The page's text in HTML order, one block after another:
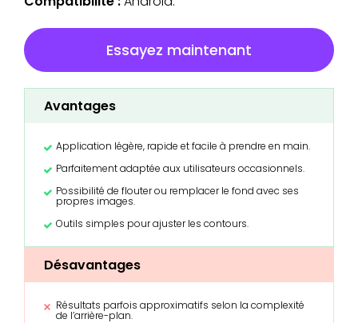
Essayez maintenant
Avantages
Application légère, rapide et facile à prendre en main.
Parfaitement adaptée aux utilisateurs occasionnels.
Possibilité de flouter ou remplacer le fond avec ses
propres images.
Outils simples pour ajuster les contours.
Désavantages
Résultats parfois approximatifs selon la complexité
de l’arrière-plan.